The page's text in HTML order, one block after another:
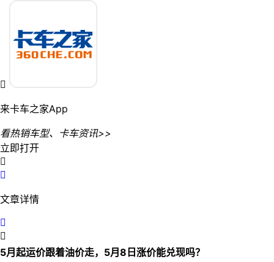

来卡车之家App
看热销车型、卡车资讯>>
立即打开


文章详情


5月起运价跟着油价走，5月8日涨价能兑现吗？